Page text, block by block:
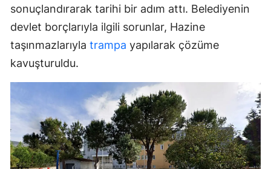
sonuçlandırarak tarihi bir adım attı. Belediyenin
devlet borçlarıyla ilgili sorunlar, Hazine
taşınmazlarıyla trampa yapılarak çözüme
kavuşturuldu.